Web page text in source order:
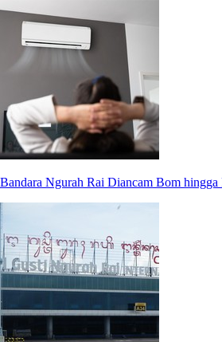
Bandara Ngurah Rai Diancam Bom